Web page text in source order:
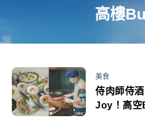
高樓
美食
侍肉師侍
Joy！高空